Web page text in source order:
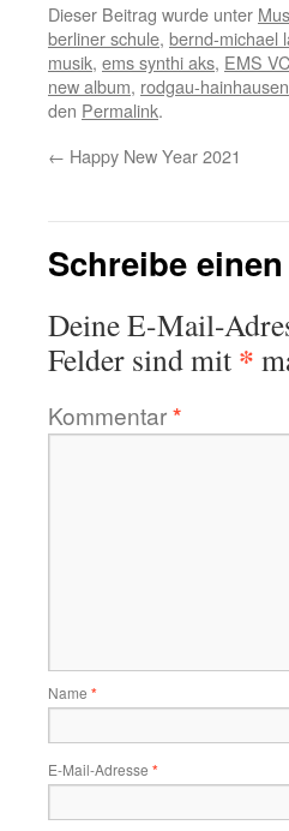
Dieser Beitrag wurde unter
berliner schule, bernd-michael
musik, ems synthi aks, EMS
new album, rodgau-hainhausen
den Permalink.
← Happy New Year 2021
Schreibe
Deine E-Mail-
Felder sind mit *
Kommentar*
Name *
E-Mail-Adresse *